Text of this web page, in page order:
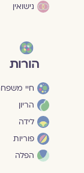
נישואין
הורות
חיי משפחה
הריון
לידה
פוריות
הפלה